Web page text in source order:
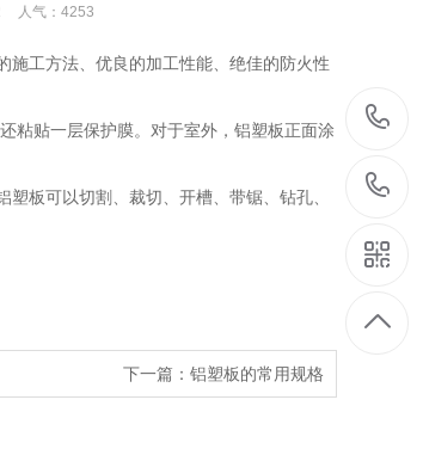
人气： 4253
施工方法、优良的加工性能、绝佳的防火性
粘贴一层保护膜。对于室外，铝塑板正面涂
板可以切割、裁切、开槽、带锯、钻孔、
下一篇： 铝塑板的常用规格